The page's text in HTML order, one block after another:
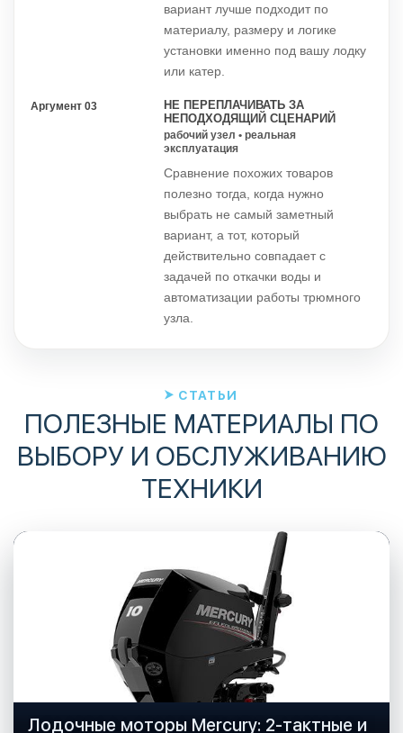
вариант лучше подходит по
материалу, размеру и логике
установки именно под вашу лодку
или катер.
Аргумент 03
НЕ ПЕРЕПЛАЧИВАТЬ ЗА
НЕПОДХОДЯЩИЙ СЦЕНАРИЙ
рабочий узел • реальная
эксплуатация
Сравнение похожих товаров
полезно тогда, когда нужно
выбрать не самый заметный
вариант, а тот, который
действительно совпадает с
задачей по откачки воды и
автоматизации работы трюмного
узла.
СТАТЬИ
ПОЛЕЗНЫЕ МАТЕРИАЛЫ ПО
ВЫБОРУ И ОБСЛУЖИВАНИЮ
ТЕХНИКИ
Лодочные моторы Mercury: 2-тактные и